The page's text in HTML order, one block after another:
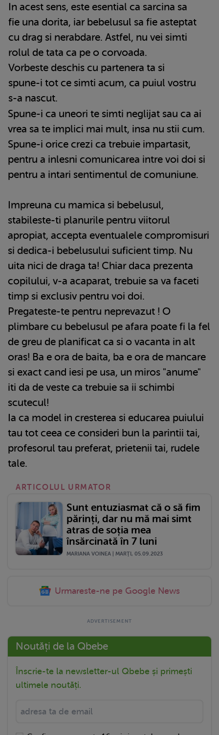
In acest sens, este esential ca sarcina sa
fie una dorita, iar bebelusul sa fie asteptat
cu drag si nerabdare. Astfel, nu vei simti
rolul de tata ca pe o corvoada.
Vorbeste deschis cu partenera ta si
spune-i tot ce simti acum, ca puiul vostru
s-a nascut.
Spune-i ca uneori te simti neglijat sau ca ai
vrea sa te implici mai mult, insa nu stii cum.
Spune-i orice crezi ca trebuie impartasit,
pentru a inlesni comunicarea intre voi doi si
pentru a intari sentimentul de comuniune.
Impreuna cu mamica si bebelusul,
stabileste-ti planurile pentru viitorul
apropiat, accepta eventualele compromisuri
si dedica-i bebelusului suficient timp. Nu
uita nici de draga ta! Chiar daca prezenta
copilului, v-a acaparat, trebuie sa va faceti
timp si exclusiv pentru voi doi.
Pregateste-te pentru neprevazut ! O
plimbare cu bebelusul pe afara poate fi la fel
de greu de planificat ca si o vacanta in alt
oras! Ba e ora de baita, ba e ora de mancare
si exact cand iesi pe usa, un miros "anume"
iti da de veste ca trebuie sa ii schimbi
scutecul!
Ia ca model in cresterea si educarea puiului
tau tot ceea ce consideri bun la parintii tai,
profesorul tau preferat, prietenii tai, rudele
tale.
ARTICOLUL URMATOR
Sunt entuziasmat că o să fim
părinți, dar nu mă mai simt
atras de soția mea
însărcinată în 7 luni
MARIANA VOINEA | MARŢI, 05.09.2023
Urmareste-ne pe Google News
Noutăți de la Qbebe
Înscrie-te la newsletter-ul Qbebe și primești
ultimele noutăți.